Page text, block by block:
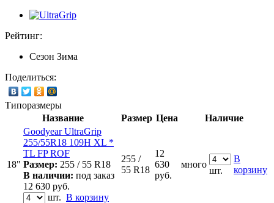
Рейтинг:
Сезон Зима
Поделиться:
Типоразмеры
Название
Размер Цена Наличие
18"
Goodyear UltraGrip
255/55R18 109H XL *
TL FP ROF
Размер: 255 / 55 R18
В наличии: под заказ
12 630 руб.
шт. В корзину
255 /
55 R18
12
630
руб.
много
шт.
В
корзину